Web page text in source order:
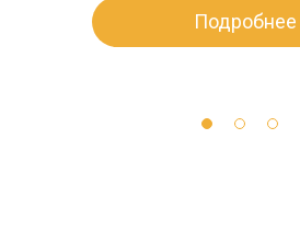
Подробнее